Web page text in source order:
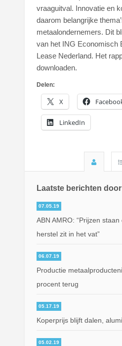
vraaguitval. Innovatie en
daarom belangrijke
metaalondernemers. Dit
van het ING Economisch
Lease Nederland. Het
downloaden.
Delen:
X
LinkedIn
Laatste berichten
07.05.19
ABN AMRO: “Prijzen
herstel zit in het vat”
06.07.19
Productie
procent terug
05.17.19
Koperprijs blijft dalen,
05.02.19